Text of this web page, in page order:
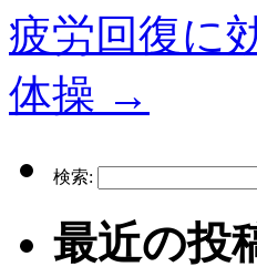
疲労回復に
体操 →
検索:
最近の投